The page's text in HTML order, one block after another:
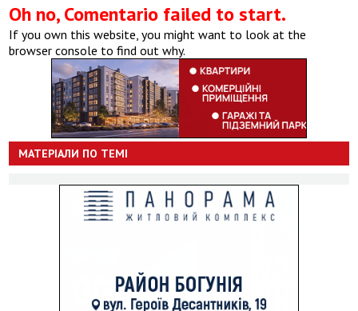
Oh no, Comentario failed to start.
If you own this website, you might want to look at the
browser console to find out why.
МАТЕРІАЛИ ПО ТЕМІ